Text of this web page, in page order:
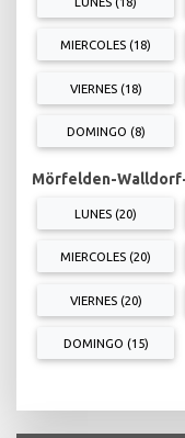
MIERCOLES (18)
VIERNES (18)
DOMINGO (8)
Mörfelden-
LUNES (20)
MIERCOLES (20)
VIERNES (20)
DOMINGO (15)